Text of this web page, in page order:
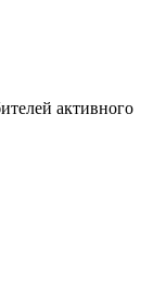
активного